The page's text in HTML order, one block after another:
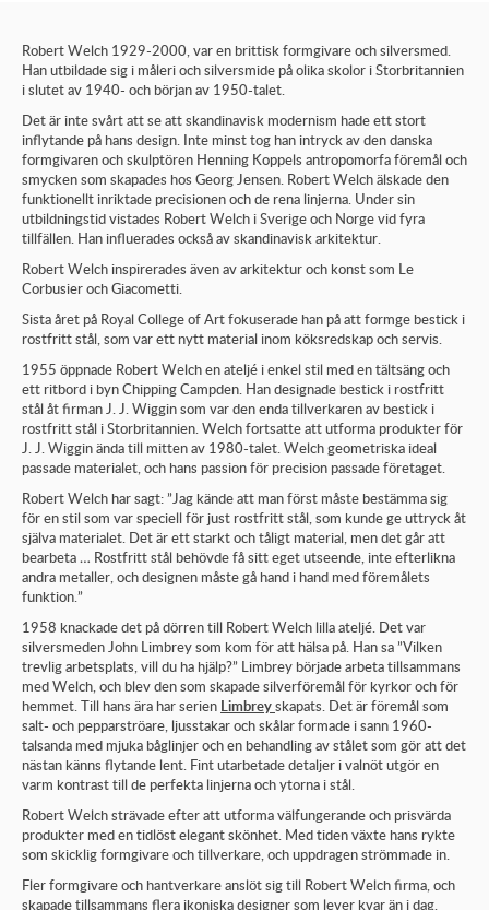
Robert Welch 1929-2000, var en brittisk formgivare och silversmed.
Han utbildade sig i måleri och silversmide på olika skolor i Storbritannien
i slutet av 1940- och början av 1950-talet.
Det är inte svårt att se att skandinavisk modernism hade ett stort
inflytande på hans design. Inte minst tog han intryck av den danska
formgivaren och skulptören Henning Koppels antropomorfa föremål och
smycken som skapades hos Georg Jensen. Robert Welch älskade den
funktionellt inriktade precisionen och de rena linjerna. Under sin
utbildningstid vistades Robert Welch i Sverige och Norge vid fyra
tillfällen. Han influerades också av skandinavisk arkitektur.
Robert Welch inspirerades även av arkitektur och konst som Le
Corbusier och Giacometti.
Sista året på Royal College of Art fokuserade han på att formge bestick i
rostfritt stål, som var ett nytt material inom köksredskap och servis.
1955 öppnade Robert Welch en ateljé i enkel stil med en tältsäng och
ett ritbord i byn Chipping Campden. Han designade bestick i rostfritt
stål åt firman J. J. Wiggin som var den enda tillverkaren av bestick i
rostfritt stål i Storbritannien. Welch fortsatte att utforma produkter för
J. J. Wiggin ända till mitten av 1980-talet. Welch geometriska ideal
passade materialet, och hans passion för precision passade företaget.
Robert Welch har sagt: ”Jag kände att man först måste bestämma sig
för en stil som var speciell för just rostfritt stål, som kunde ge uttryck åt
själva materialet. Det är ett starkt och tåligt material, men det går att
bearbeta … Rostfritt stål behövde få sitt eget utseende, inte efterlikna
andra metaller, och designen måste gå hand i hand med föremålets
funktion.”
1958 knackade det på dörren till Robert Welch lilla ateljé. Det var
silversmeden John Limbrey som kom för att hälsa på. Han sa ”Vilken
trevlig arbetsplats, vill du ha hjälp?” Limbrey började arbeta tillsammans
med Welch, och blev den som skapade silverföremål för kyrkor och för
hemmet. Till hans ära har serien Limbreyskapats. Det är föremål som
salt- och pepparströare, ljusstakar och skålar formade i sann 1960-
talsanda med mjuka båglinjer och en behandling av stålet som gör att det
nästan känns flytande lent. Fint utarbetade detaljer i valnöt utgör en
varm kontrast till de perfekta linjerna och ytorna i stål.
Robert Welch strävade efter att utforma välfungerande och prisvärda
produkter med en tidlöst elegant skönhet. Med tiden växte hans rykte
som skicklig formgivare och tillverkare, och uppdragen strömmade in.
Fler formgivare och hantverkare anslöt sig till Robert Welch firma, och
skapade tillsammans flera ikoniska designer som lever kvar än i dag.